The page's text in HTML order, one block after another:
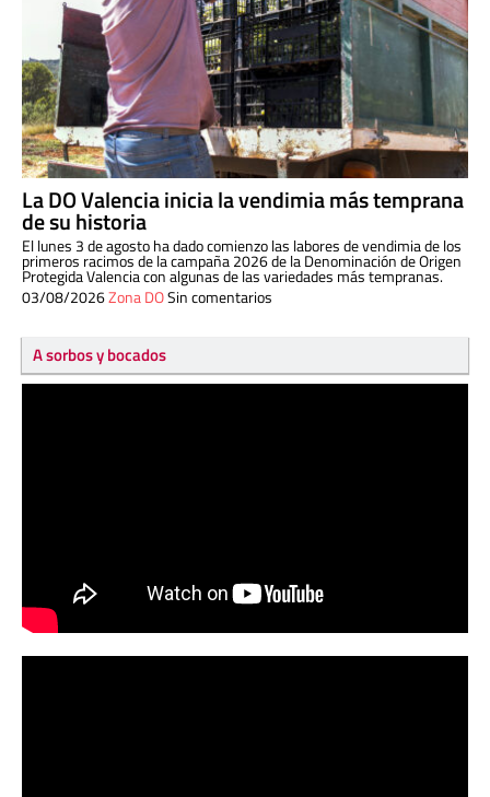
La DO Valencia inicia la vendimia más temprana
de su historia
El lunes 3 de agosto ha dado comienzo las labores de vendimia de los
primeros racimos de la campaña 2026 de la Denominación de Origen
Protegida Valencia con algunas de las variedades más tempranas.
03/08/2026Zona DOSin comentarios
A sorbos y bocados